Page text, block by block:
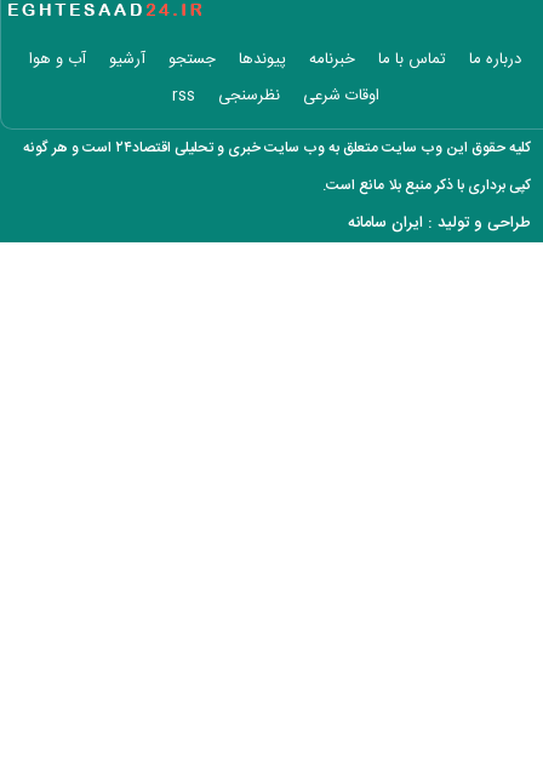
بازگشت مازیار لرستانی به قاب تلویزیون پس از سال‌ها
نخستین واکنش ذوالقدر بعد از شایعات استعفا
عکس / عاشقانه‌های دختران پیمان قاسم خانی
پشت پرده واگذاری ۱۲ درصد هلدینگ خلیج فارس
ورود سرمایه به XRP آب رفت؛ چرا نهادها از ریپل عقب نشستند؟
روز خبرنگار؛ اعترافی که پشت هیچ تیتر خبری منتشر نشد
روایت تلخ روز خبرنگار؛ همه چیزهایی که خبرنگاران نگفتند
درباره ما تماس با ما خبرنامه پیوندها جستجو آرشیو
آب و هوا
اوقات شرعی
نظرسنجی rss
کلیه حقوق این وب سایت متعلق به وب سایت خبری و تحلیلی اقتصاد۲۴ است و هر گونه
کپی برداری با ذکر منبع بلا مانع است.
طراحی و تولید : ایران سامانه